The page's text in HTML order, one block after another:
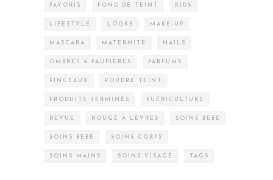
FAVORIS FOND DE TEINT KIDS
LIFESTYLE LOOKS MAKE-UP
MASCARA MATERNITÉ NAILS
OMBRES À PAUPIÈRES PARFUMS
PINCEAUX POUDRE TEINT
PRODUITS TERMINÉS PUÉRICULTURE
REVUE ROUGE À LÈVRES SOINS BÉBÉ
SOINS BÉBÉ SOINS CORPS
SOINS MAINS SOINS VISAGE TAGS